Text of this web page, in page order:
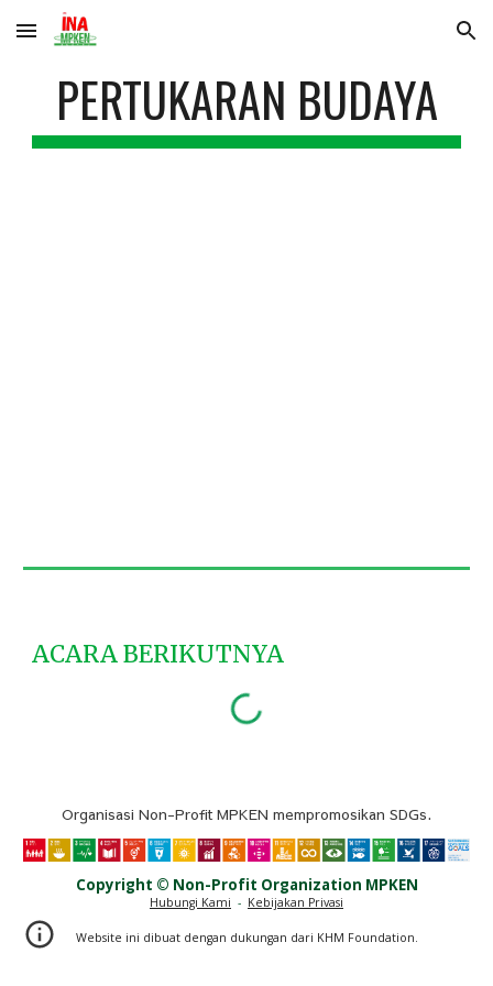
Skip to main content Skip to navigation
PERTUKARAN BUDAYA
ACARA BERIKUTNYA
Organisasi Non-Profit MPKEN mempromosikan SDGs.
Copyright © Non-Profit Organization MPKEN
Hubungi Kami - Kebijakan Privasi
Website ini dibuat dengan dukungan dari KHM Foundation.